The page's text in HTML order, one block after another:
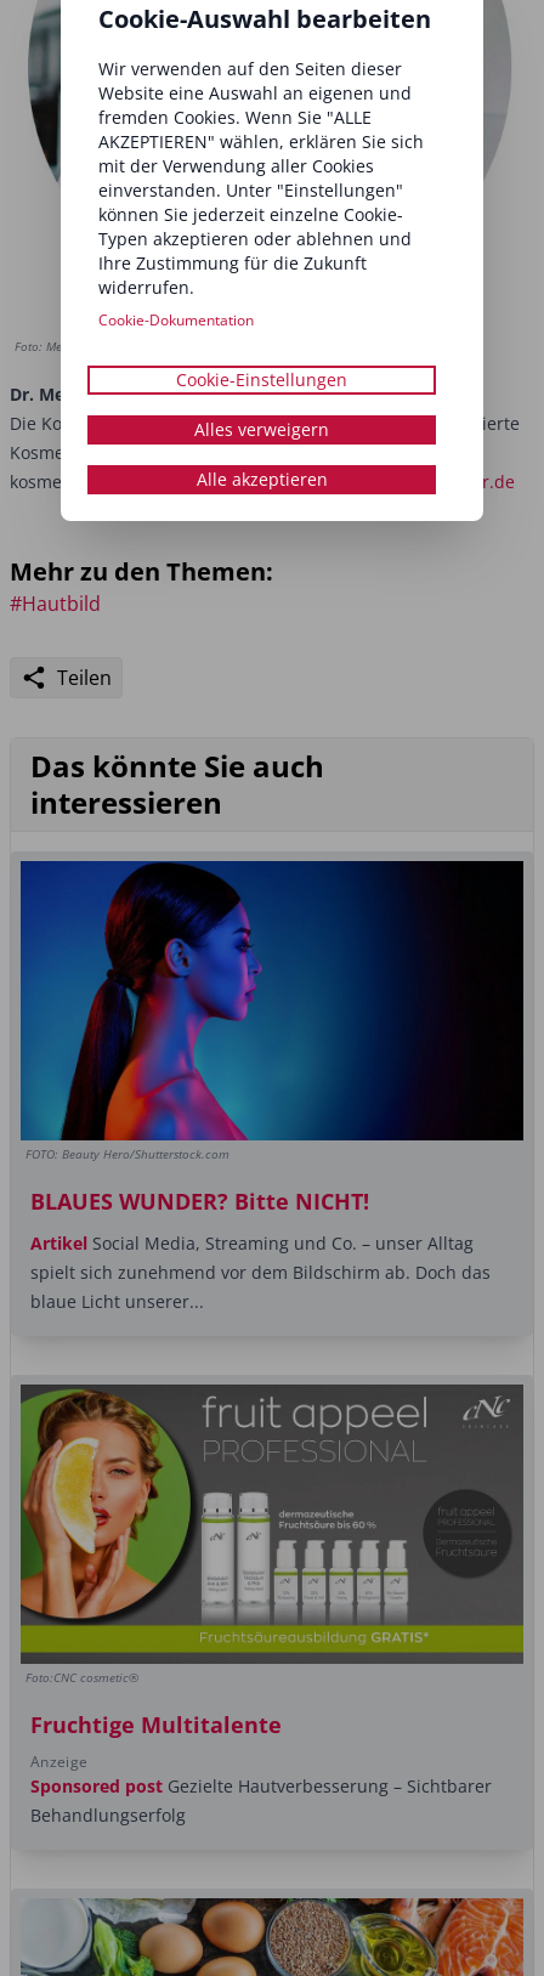
Foto: Meike Streker
Dr. Meike Streker
Die Kosmetikwissenschaftlerin ist Expertin für evidenzbasierte
Kosmetik und besitzt umfassende Erfahrung im Bereich
kosmetische und klinische Forschung.https://meikestreker.de
Mehr zu den Themen:
#Hautbild
Teilen
Das könnte Sie auch
interessieren
FOTO: Beauty Hero/Shutterstock.com
BLAUES WUNDER? Bitte NICHT!
Artikel Social Media, Streaming und Co. – unser Alltag
spielt sich zunehmend vor dem Bildschirm ab. Doch das
blaue Licht unserer...
Foto:CNC cosmetic®
Fruchtige Multitalente
Anzeige
Sponsored post Gezielte Hautverbesserung – Sichtbarer
Behandlungserfolg
Cookie-Auswahl bearbeiten
Wir verwenden auf den Seiten dieser
Website eine Auswahl an eigenen und
fremden Cookies. Wenn Sie "ALLE
AKZEPTIEREN" wählen, erklären Sie sich
mit der Verwendung aller Cookies
einverstanden. Unter "Einstellungen"
können Sie jederzeit einzelne Cookie-
Typen akzeptieren oder ablehnen und
Ihre Zustimmung für die Zukunft
widerrufen.
Cookie-Dokumentation
Cookie-Einstellungen
Alles verweigern
Alle akzeptieren